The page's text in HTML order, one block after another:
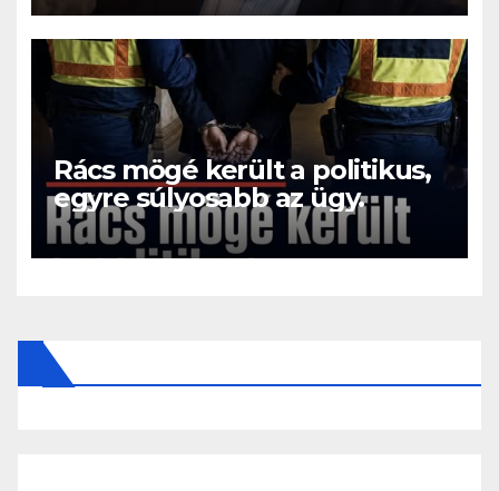
Rács mögé került a politikus,
egyre súlyosabb az ügy.